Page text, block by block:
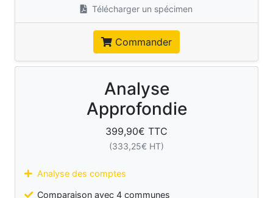
Télécharger un spécimen
Commander
Analyse
Approfondie
399,90€ TTC
(333,25€ HT)
Analyse des comptes
Comparaison avec 4 communes